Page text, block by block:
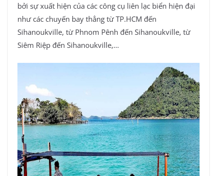
bởi sự xuất hiện của các công cụ liên lạc biển hiện đại
như các chuyến bay thẳng từ TP.HCM đến
Sihanoukville, từ Phnom Pênh đến Sihanoukville, từ
Siêm Riệp đến Sihanoukville,…